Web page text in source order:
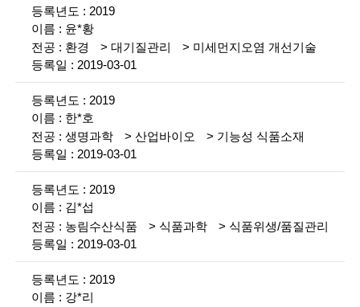
i
n
e
e
r
s
f
r
a
d
2019
윤*황
환경
대기질관리
미세먼지오염 개선기술
2019-03-01
2019
한*호
생명과학
산업바이오
기능성 식품소재
2019-03-01
2019
김*섭
농림수산식품
식품과학
식품위생/품질관리
2019-03-01
2019
강*리